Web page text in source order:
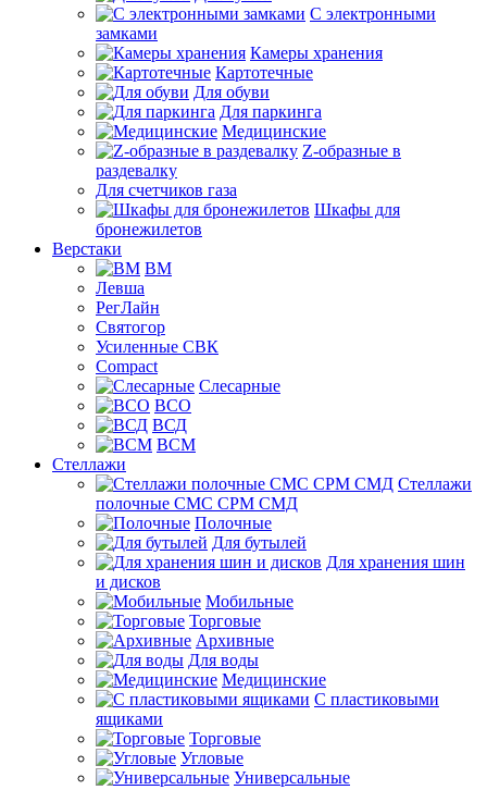
С электронными
замками
Камеры хранения
Картотечные
Для обуви
Для паркинга
Медицинские
Z-образные в
раздевалку
Для счетчиков газа
Шкафы для
бронежилетов
Верстаки
ВМ
Левша
РегЛайн
Святогор
Усиленные СВК
Compact
Слесарные
ВСО
ВСД
ВСМ
Стеллажи
Стеллажи
полочные СМС СРМ СМД
Полочные
Для бутылей
Для хранения шин
и дисков
Мобильные
Торговые
Архивные
Для воды
Медицинские
С пластиковыми
ящиками
Торговые
Угловые
Универсальные